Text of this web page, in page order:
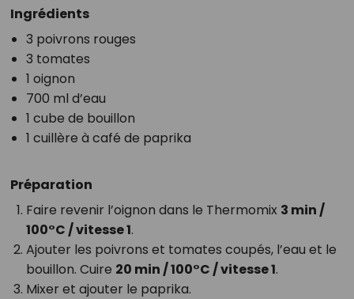
Ingrédients
3 poivrons rouges
3 tomates
1 oignon
700 ml d’eau
1 cube de bouillon
1 cuillère à café de paprika
Préparation
Faire revenir l’oignon dans le Thermomix 3 min /
100°C / vitesse 1.
Ajouter les poivrons et tomates coupés, l’eau et le
bouillon. Cuire 20 min / 100°C / vitesse 1.
Mixer et ajouter le paprika.